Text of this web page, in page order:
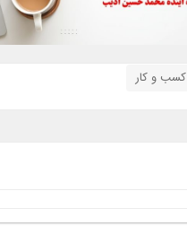
کسب و کار